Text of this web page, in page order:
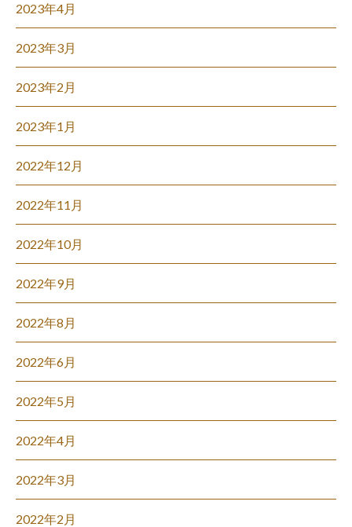
2023年4月
2023年3月
2023年2月
2023年1月
2022年12月
2022年11月
2022年10月
2022年9月
2022年8月
2022年6月
2022年5月
2022年4月
2022年3月
2022年2月